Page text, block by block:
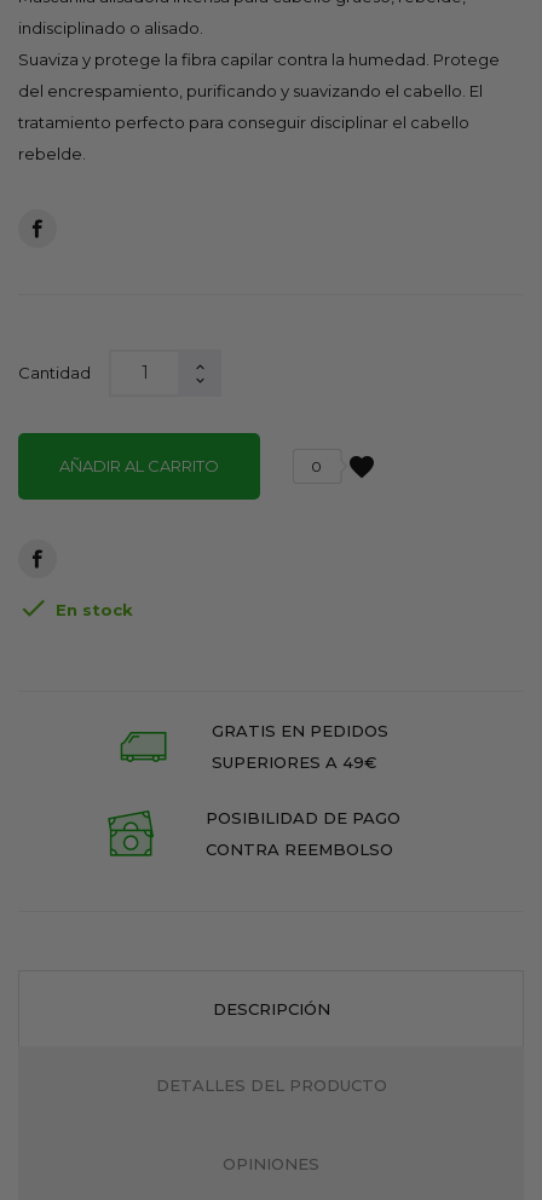
indisciplinado o alisado.
Suaviza y protege la fibra capilar contra la humedad. Protege
del encrespamiento, purificando y suavizando el cabello. El
tratamiento perfecto para conseguir disciplinar el cabello
rebelde.
Cantidad
AÑADIR AL CARRITO favorite
0
 En stock
GRATIS EN PEDIDOS
SUPERIORES A 49€
POSIBILIDAD DE PAGO
CONTRA REEMBOLSO
DESCRIPCIÓN
DETALLES DEL PRODUCTO
OPINIONES